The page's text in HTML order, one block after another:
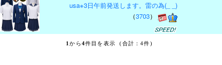
usa※3日午前発送します。雷の為(_ _)
（3703）
1から4件目を表示 (合計：4件)